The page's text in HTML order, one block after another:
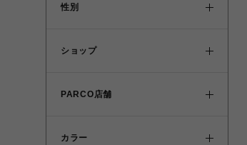
性別
ショップ
PARCO店舗
カラー